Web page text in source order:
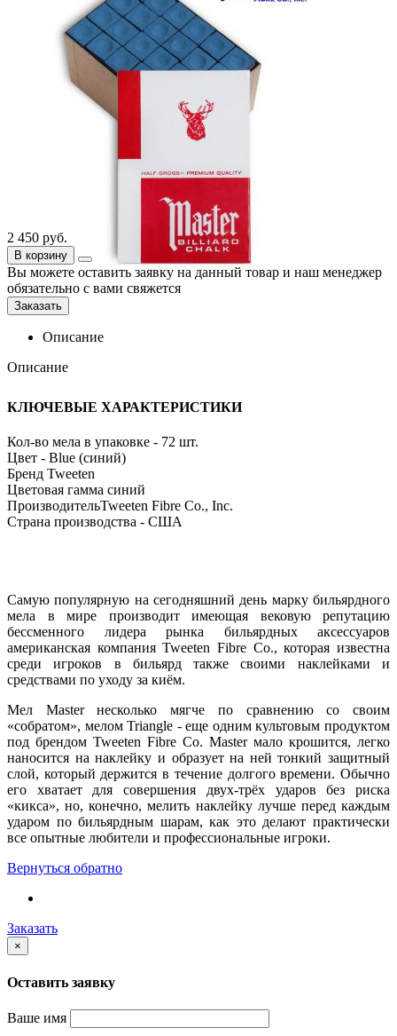
2 450 руб.
В корзину
Вы можете оставить заявку на данный товар и наш менеджер
обязательно с вами свяжется
Заказать
Описание
Описание
КЛЮЧЕВЫЕ ХАРАКТЕРИСТИКИ
Кол-во мела в упаковке - 72 шт.
Цвет - Blue (синий)
Бренд Tweeten
Цветовая гамма синий
ПроизводительTweeten Fibre Co., Inc.
Страна производства - США
Самую популярную на сегодняшний день марку бильярдного
мела в мире производит имеющая вековую репутацию
бессменного лидера рынка бильярдных аксессуаров
американская компания Tweeten Fibre Co., которая известна
среди игроков в бильярд также своими наклейками и
средствами по уходу за киём.
Мел Master несколько мягче по сравнению со своим
«собратом», мелом Triangle - еще одним культовым продуктом
под брендом Tweeten Fibre Co. Master мало крошится, легко
наносится на наклейку и образует на ней тонкий защитный
слой, который держится в течение долгого времени. Обычно
его хватает для совершения двух-трёх ударов без риска
«кикса», но, конечно, мелить наклейку лучше перед каждым
ударом по бильярдным шарам, как это делают практически
все опытные любители и профессиональные игроки.
Вернуться обратно
Заказать
×
Оставить заявку
Ваше имя